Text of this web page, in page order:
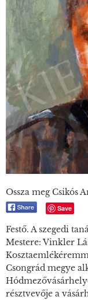
Ossza meg Csikós
Save
Festő. A szegedi
Mestere: Vinkler
Csongrád megye
résztvevője a